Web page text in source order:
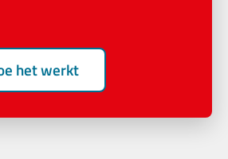
het werkt